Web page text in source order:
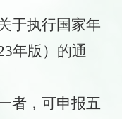
于执行国家年
年版）的通
者，可申报五